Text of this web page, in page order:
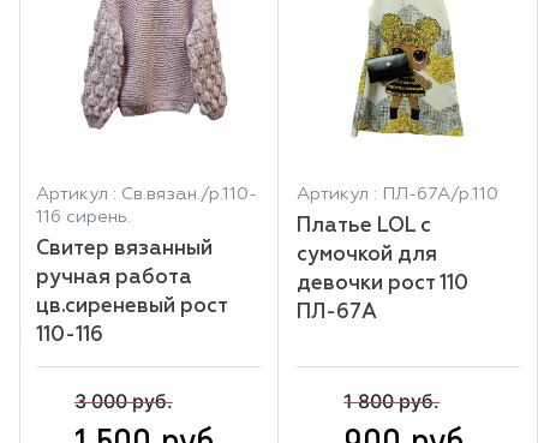
Артикул : Св.вязан./р.110-
116 сирень.
Свитер вязанный
ручная работа
цв.сиреневый рост
110-116
3 000 руб.
Артикул : ПЛ-67А/р.110
Платье LOL с
сумочкой для
девочки рост 110
ПЛ-67А
1 800 руб.